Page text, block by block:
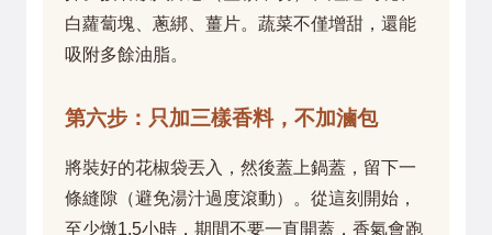
白蘿蔔塊、蔥綁、薑片。蔬菜不僅增甜，還能
吸附多餘油脂。
第六步：只加三樣香料，不加滷包
將裝好的花椒袋丟入，然後蓋上鍋蓋，留下一
條縫隙（避免湯汁過度滾動）。從這刻開始，
至少燉1.5小時，期間不要一直開蓋，香氣會跑